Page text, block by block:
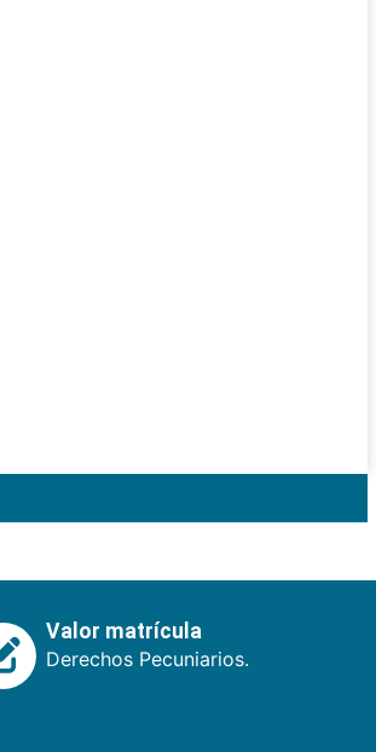
Valor matrícula
Derechos Pecuniarios.